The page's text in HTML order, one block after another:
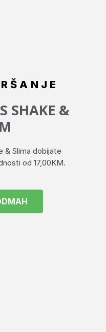
SHAKE &
& Slima dobijate
od 17,00KM.